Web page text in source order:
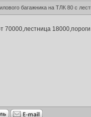
багажника на ТЛК 80 с
70000,лестница